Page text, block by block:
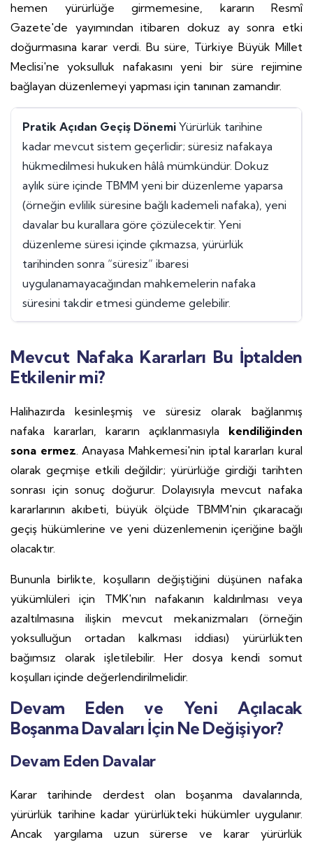
hemen yürürlüğe girmemesine, kararın Resmî
Gazete'de yayımından itibaren dokuz ay sonra etki
doğurmasına karar verdi. Bu süre, Türkiye Büyük Millet
Meclisi'ne yoksulluk nafakasını yeni bir süre rejimine
bağlayan düzenlemeyi yapması için tanınan zamandır.
Pratik Açıdan Geçiş Dönemi Yürürlük tarihine
kadar mevcut sistem geçerlidir; süresiz nafakaya
hükmedilmesi hukuken hâlâ mümkündür. Dokuz
aylık süre içinde TBMM yeni bir düzenleme yaparsa
(örneğin evlilik süresine bağlı kademeli nafaka), yeni
davalar bu kurallara göre çözülecektir. Yeni
düzenleme süresi içinde çıkmazsa, yürürlük
tarihinden sonra “süresiz” ibaresi
uygulanamayacağından mahkemelerin nafaka
süresini takdir etmesi gündeme gelebilir.
Mevcut Nafaka Kararları Bu İptalden
Etkilenir mi?
Halihazırda kesinleşmiş ve süresiz olarak bağlanmış
nafaka kararları, kararın açıklanmasıyla kendiliğinden
sona ermez. Anayasa Mahkemesi'nin iptal kararları kural
olarak geçmişe etkili değildir; yürürlüğe girdiği tarihten
sonrası için sonuç doğurur. Dolayısıyla mevcut nafaka
kararlarının akıbeti, büyük ölçüde TBMM'nin çıkaracağı
geçiş hükümlerine ve yeni düzenlemenin içeriğine bağlı
olacaktır.
Bununla birlikte, koşulların değiştiğini düşünen nafaka
yükümlüleri için TMK'nın nafakanın kaldırılması veya
azaltılmasına ilişkin mevcut mekanizmaları (örneğin
yoksulluğun ortadan kalkması iddiası) yürürlükten
bağımsız olarak işletilebilir. Her dosya kendi somut
koşulları içinde değerlendirilmelidir.
Devam Eden ve Yeni Açılacak
Boşanma Davaları İçin Ne Değişiyor?
Devam Eden Davalar
Karar tarihinde derdest olan boşanma davalarında,
yürürlük tarihine kadar yürürlükteki hükümler uygulanır.
Ancak yargılama uzun sürerse ve karar yürürlük